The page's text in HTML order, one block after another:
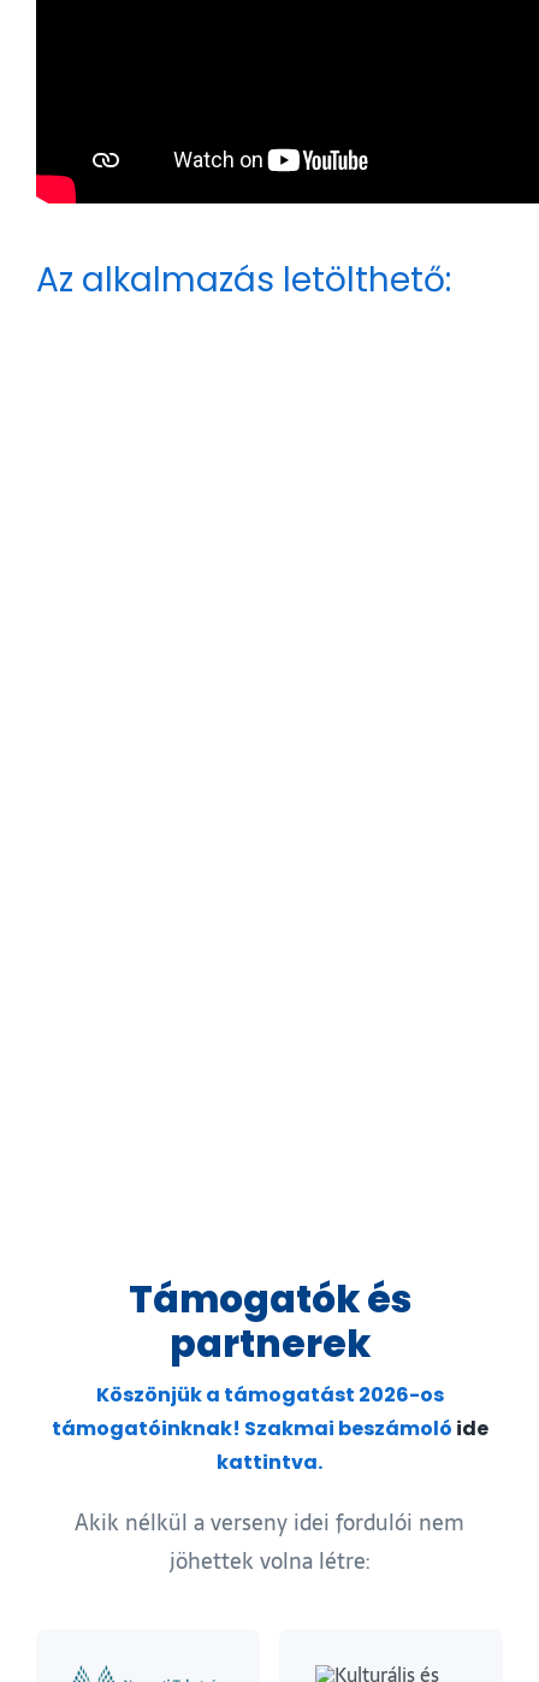
Az alkalmazás letölthető:
Támogatók és
partnerek
Köszönjük a támogatást 2026-os
támogatóinknak! Szakmai beszámoló ide
kattintva.
Akik nélkül a verseny idei fordulói nem
jöhettek volna létre: